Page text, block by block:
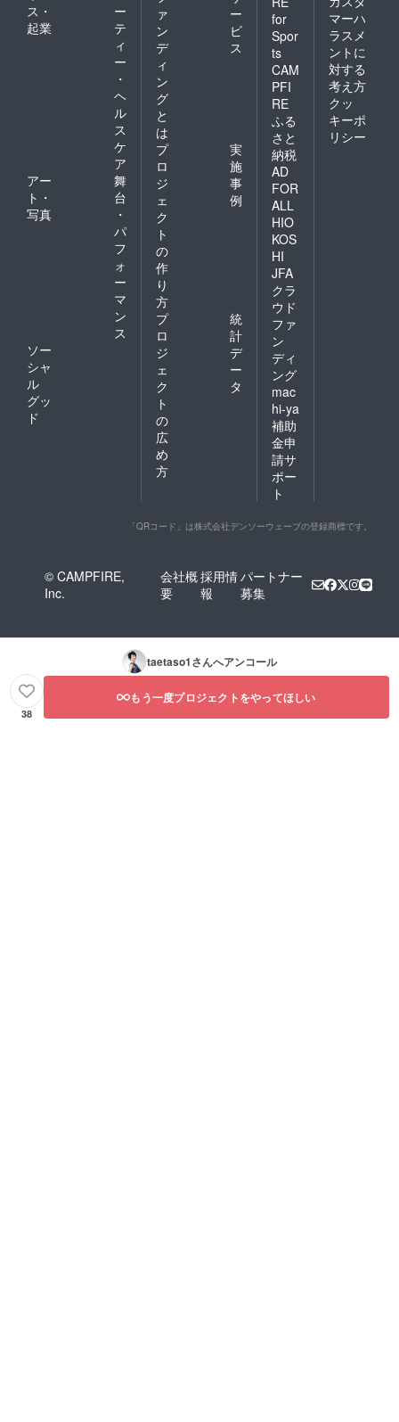
などは
できま
せん。
※梱包費
用＆送
料込
み。 ※
アルバ
ムは一
般発売
ス・
起業
ー
テ
ィ
ー
・
ヘ
ル
ス
ケ
ア
アー
ト・
写真
舞
台
・
パ
フ
ォ
ー
マ
ン
ス
ソー
シャ
ル
グッ
ド
ァ
ン
デ
ィ
ン
グ
と
は
ー
ビ
ス
プ
ロ
ジ
ェ
ク
ト
の
作
り
方
実
施
事
例
プ
ロ
ジ
ェ
ク
ト
の
広
め
方
統
計
デ
ー
タ
for
Spor
ts
CAM
PFI
RE
ふる
さと
納税
AD
FOR
ALL
HIO
KOS
HI
JFA
クラ
ウド
ファ
ン
ディ
ング
mac
hi-ya
補助
金申
請サ
ポー
ト
マーハ
ラスメ
ントに
対する
考え方
クッ
キーポ
リシー
「QRコード」は株式会社デンソーウェーブの登録商標です。
© CAMPFIRE,
Inc.
会社概
要
採用情
報
パートナー
募集
taetaso1さんへアンコール
38
もう一度プロジェクトをやってほしい